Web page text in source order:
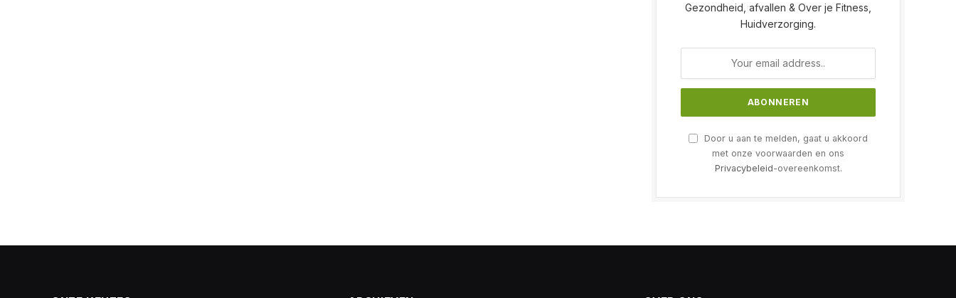
Gezondheid, afvallen & Over je Fitness,
Huidverzorging.
Door u aan te melden, gaat u akkoord
met onze voorwaarden en ons
Privacybeleid-overeenkomst.